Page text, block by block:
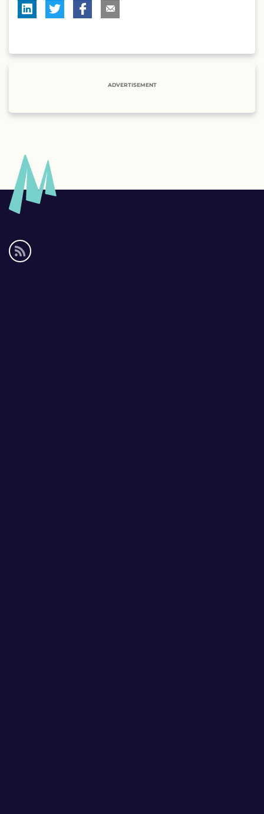
ADVERTISEMENT
Social
media